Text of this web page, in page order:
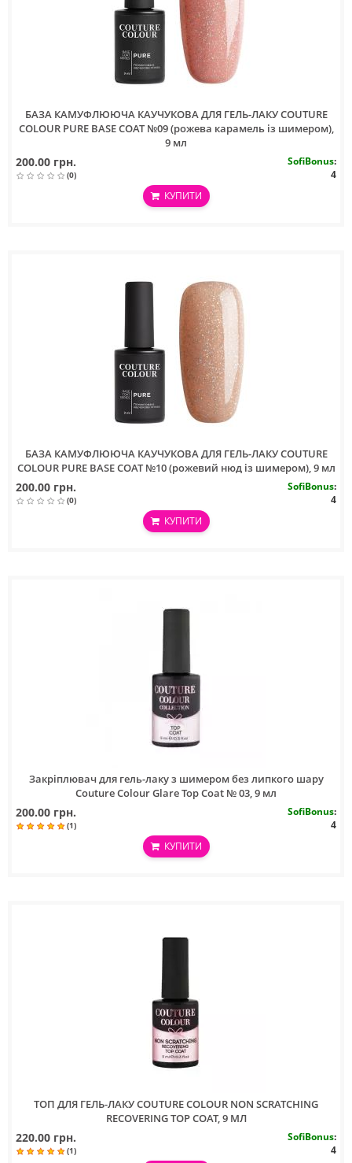
БАЗА КАМУФЛЮЮЧА КАУЧУКОВА ДЛЯ ГЕЛЬ-ЛАКУ COUTURE
COLOUR PURE BASE COAT №09 (рожева карамель із шимером),
9 мл
200.00 грн.
(0)
SofiBonus:
4
КУПИТИ
БАЗА КАМУФЛЮЮЧА КАУЧУКОВА ДЛЯ ГЕЛЬ-ЛАКУ COUTURE
COLOUR PURE BASE COAT №10 (рожевий нюд із шимером), 9 мл
200.00 грн.
(0)
SofiBonus:
4
КУПИТИ
Закріплювач для гель-лаку з шимером без липкого шару
Couture Colour Glare Top Coat № 03, 9 мл
200.00 грн.
(1)
SofiBonus:
4
КУПИТИ
ТОП ДЛЯ ГЕЛЬ-ЛАКУ COUTURE COLOUR NON SCRATCHING
RECOVERING TOP COAT, 9 МЛ
220.00 грн.
(1)
SofiBonus:
4